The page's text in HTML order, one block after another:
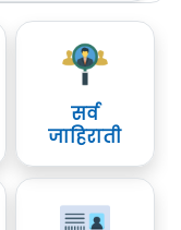
सर्व
जाहिराती